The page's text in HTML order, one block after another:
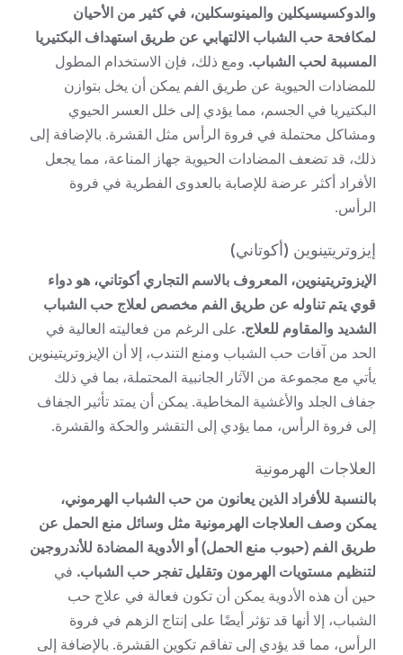
والدوكسيسيكلين والمينوسكلين، في كثير من الأحيان
لمكافحة حب الشباب الالتهابي عن طريق استهداف البكتيريا
المسببة لحب الشباب. ومع ذلك، فإن الاستخدام المطول
للمضادات الحيوية عن طريق الفم يمكن أن يخل بتوازن
البكتيريا في الجسم، مما يؤدي إلى خلل العسر الحيوي
ومشاكل محتملة في فروة الرأس مثل القشرة. بالإضافة إلى
ذلك، قد تضعف المضادات الحيوية جهاز المناعة، مما يجعل
الأفراد أكثر عرضة للإصابة بالعدوى الفطرية في فروة
الرأس.
إيزوتريتينوين (أكوتاني)
الإيزوتريتينوين، المعروف بالاسم التجاري أكوتاني، هو دواء
قوي يتم تناوله عن طريق الفم مخصص لعلاج حب الشباب
الشديد والمقاوم للعلاج. على الرغم من فعاليته العالية في
الحد من آفات حب الشباب ومنع التندب، إلا أن الإيزوتريتينوين
يأتي مع مجموعة من الآثار الجانبية المحتملة، بما في ذلك
جفاف الجلد والأغشية المخاطية. يمكن أن يمتد تأثير الجفاف
إلى فروة الرأس، مما يؤدي إلى التقشر والحكة والقشرة.
العلاجات الهرمونية
بالنسبة للأفراد الذين يعانون من حب الشباب الهرموني،
يمكن وصف العلاجات الهرمونية مثل وسائل منع الحمل عن
طريق الفم (حبوب منع الحمل) أو الأدوية المضادة للأندروجين
لتنظيم مستويات الهرمون وتقليل تفجر حب الشباب. في
حين أن هذه الأدوية يمكن أن تكون فعالة في علاج حب
الشباب، إلا أنها قد تؤثر أيضًا على إنتاج الزهم في فروة
الرأس، مما قد يؤدي إلى تفاقم تكوين القشرة. بالإضافة إلى